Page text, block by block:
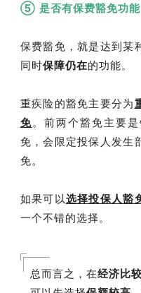
⑤ 是否有保费豁免功能
保费豁免，就是达到某
同时保障仍在的功能。
重疾险的豁免主要分为
免。前两个豁免主要
免，会限定投保人发生
免。
如果可以选择投保人豁
一个不错的选择。
总而言之，在经济比